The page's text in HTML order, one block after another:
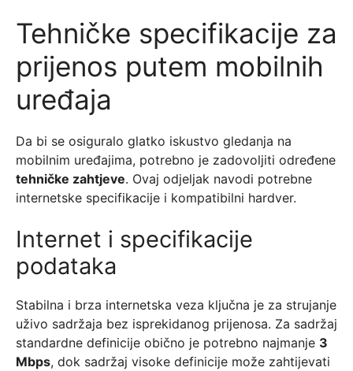
Tehničke specifikacije za
prijenos putem mobilnih
uređaja
Da bi se osiguralo glatko iskustvo gledanja na
mobilnim uređajima, potrebno je zadovoljiti određene
tehničke zahtjeve. Ovaj odjeljak navodi potrebne
internetske specifikacije i kompatibilni hardver.
Internet i specifikacije
podataka
Stabilna i brza internetska veza ključna je za strujanje
uživo sadržaja bez isprekidanog prijenosa. Za sadržaj
standardne definicije obično je potrebno najmanje 3
Mbps, dok sadržaj visoke definicije može zahtijevati